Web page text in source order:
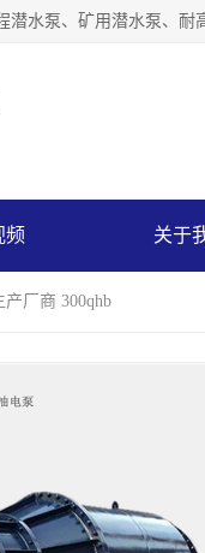
频 关于
厂商 300qhb